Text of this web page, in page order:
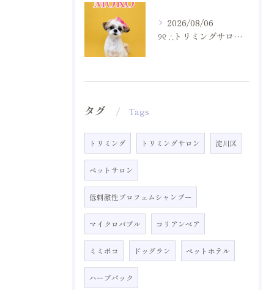
2026/08/06
୨୧ ∴トリミングサロン∴ ୨୧
タグ Tags
トリミング トリミングサロン 淀川区
ペットサロン
低刺激性プロフェムシャンプー
マイクロバブル コリアンベア
ミミポコ ドッグラン ペットホテル
ハーブパック